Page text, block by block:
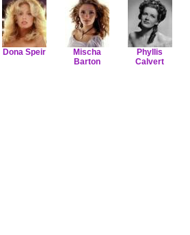
Dona Speir
Mischa
Barton
Phyllis
Calvert